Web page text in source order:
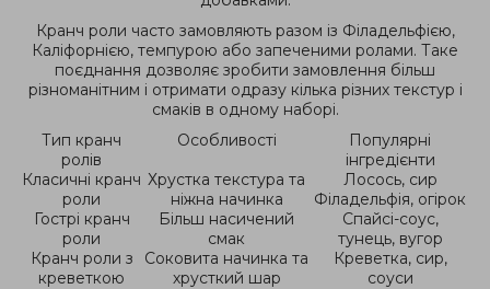
Кранч роли часто замовляють разом із Філадельфією,
Каліфорнією, темпурою або запеченими ролами. Таке
поєднання дозволяє зробити замовлення більш
різноманітним і отримати одразу кілька різних текстур і
смаків в одному наборі.
Тип кранч
ролів
Особливості
Популярні
інгредієнти
Класичні кранч
роли
Хрустка текстура та
ніжна начинка
Лосось, сир
Філадельфія, огірок
Гострі кранч
роли
Більш насичений
смак
Спайсі-соус,
тунець, вугор
Кранч роли з
креветкою
Соковита начинка та
хрусткий шар
Креветка, сир,
соуси